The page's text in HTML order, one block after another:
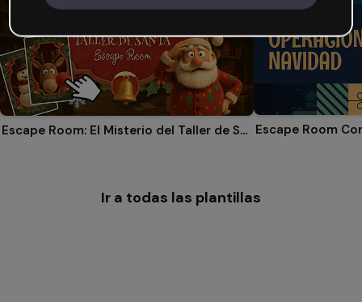
Escape Room: El Misterio del Taller de Santa
Ir a todas las plantillas